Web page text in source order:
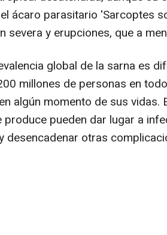
ácaro parasitario 'Sarcoptes
severa y erupciones, que a
global de la sarna es
millones de personas en
algún momento de sus vidas.
produce pueden dar lugar a
desencadenar otras